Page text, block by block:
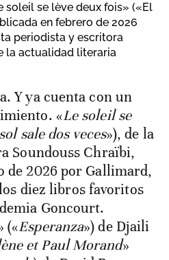
soleil se lève deux fois» («El
en febrero de 2026
periodista y escritora
la actualidad literaria
«Le soleil se
sale dos veces»), de la
Soundouss Chraïbi,
de 2026 por Gallimard,
diez libros favoritos
Goncourt.
(«Esperanza») de Djaili
et Paul Morand»